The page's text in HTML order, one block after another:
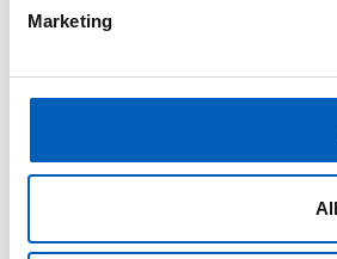
Marketing
BNP per inbygger
Bruttonasjonalprodukt